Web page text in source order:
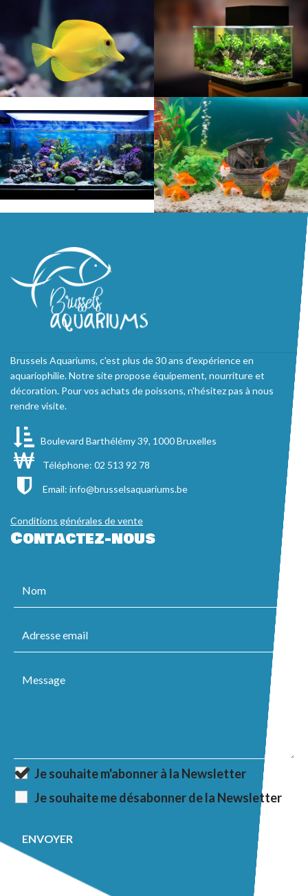
Brussels Aquariums, c'est plus de 30 ans d'expérience en
aquariophilie. Notre site propose équipement, nourriture et
décoration. Pour vos achats de poissons, n'hésitez pas à nous
rendre visite.
Boulevard Barthélémy 39, 1000 Bruxelles
Téléphone: 02 513 92 78
Email: info@brusselsaquariums.be
Conditions générales de vente
Contactez-nous
Je souhaite m'abonner à la Newsletter
Je souhaite me désabonner de la Newsletter